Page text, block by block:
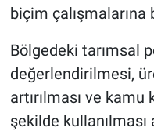
biçim çalışmalarına
Bölgedeki tarımsal
değerlendirilmesi,
artırılması ve kamu
şekilde
Aksaray
Kırşehir
Yerel